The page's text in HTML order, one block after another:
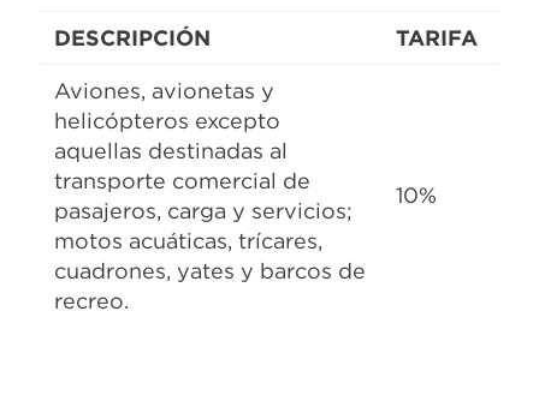
DESCRIPCIÓN TARIFA
Aviones, avionetas y
helicópteros excepto
aquellas destinadas al
transporte comercial de
pasajeros, carga y servicios;
motos acuáticas, trícares,
cuadrones, yates y barcos de
recreo.
10%